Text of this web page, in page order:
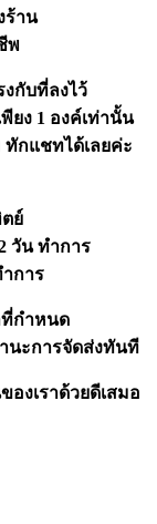
ร้าน
พ
กับที่ลงไว้
ยง 1 องค์เท่านั้น
ทักแชทได้เลยค่ะ
ย์
วัน ทำการ
ำการ
ที่กำหนด
นะการจัดส่งทันที
งเราด้วยดีเสมอ